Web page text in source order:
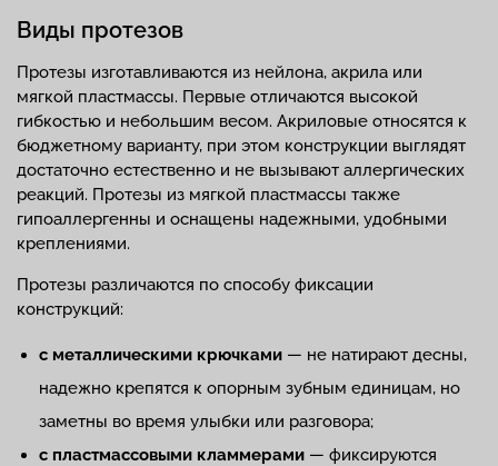
Виды протезов
Протезы изготавливаются из нейлона, акрила или
мягкой пластмассы. Первые отличаются высокой
гибкостью и небольшим весом. Акриловые относятся к
бюджетному варианту, при этом конструкции выглядят
достаточно естественно и не вызывают аллергических
реакций. Протезы из мягкой пластмассы также
гипоаллергенны и оснащены надежными, удобными
креплениями.
Протезы различаются по способу фиксации
конструкций:
с металлическими крючками — не натирают десны,
надежно крепятся к опорным зубным единицам, но
заметны во время улыбки или разговора;
с пластмассовыми кламмерами — фиксируются